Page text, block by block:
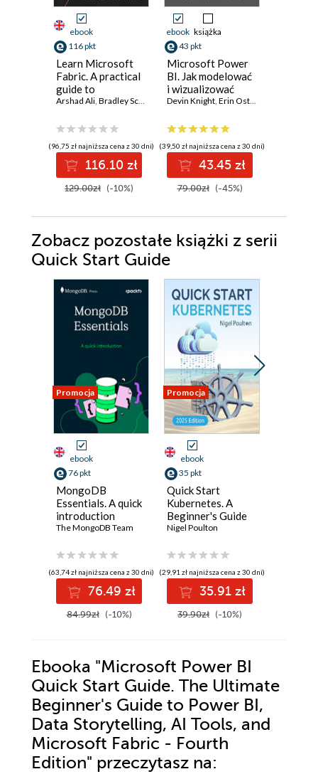
ebook
116 pkt
Learn Microsoft
Fabric. A practical
guide to
performing data
of artificial
intelligence
Arshad Ali, Bradley Schacht
(96,75 zł najniższa cena z 30 dni)
116.10 zł
129.00zł (-10%)
ebook książka
43 pkt
Microsoft Power
BI. Jak modelować
i wizualizować
dane oraz
cyfrowe. Wydanie
Devin Knight, Erin Ostrowsky
(39,50 zł najniższa cena z 30 dni)
43.45 zł
79.00zł (-45%)
Zobacz pozostałe książki z serii
Quick Start Guide
Promocja
ebook
76 pkt
MongoDB
Essentials. A quick
introduction
The MongoDB Team
(63,74 zł najniższa cena z 30 dni)
76.49 zł
84.99zł (-10%)
Promocja
ebook
35 pkt
Quick Start
Kubernetes. A
Beginner's Guide
to Container
the Cloud - Third
Edition
Nigel Poulton
(29,91 zł najniższa cena z 30 dni)
35.91 zł
39.90zł (-10%)
Ebooka "Microsoft Power BI
Quick Start Guide. The Ultimate
Beginner's Guide to Power BI,
Data Storytelling, AI Tools, and
Microsoft Fabric - Fourth
Edition" przeczytasz na: